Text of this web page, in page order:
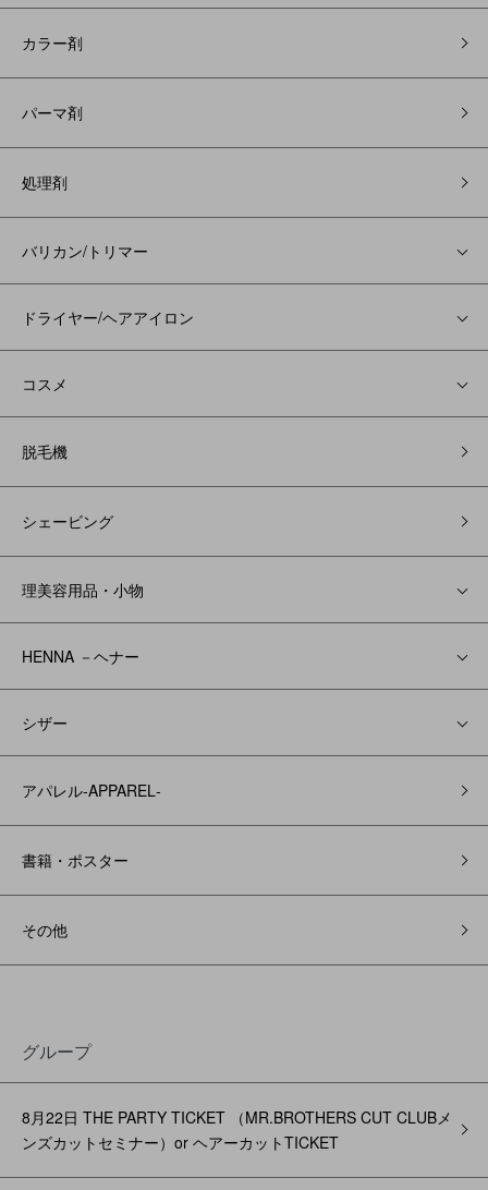
カラー剤
パーマ剤
処理剤
バリカン/トリマー
ドライヤー/ヘアアイロン
コスメ
脱毛機
シェービング
理美容用品・小物
HENNA －ヘナー
シザー
アパレル‐APPAREL‐
書籍・ポスター
その他
グループ
8月22日 THE PARTY TICKET （MR.BROTHERS CUT CLUBメ
ンズカットセミナー）or ヘアーカットTICKET